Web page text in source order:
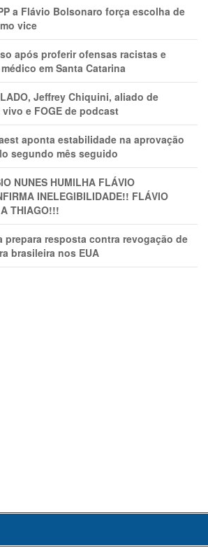
a Flávio Bolsonaro força escolha de
vice
após proferir ofensas racistas e
em Santa Catarina
Jeffrey Chiquini, aliado de
e FOGE de podcast
aponta estabilidade na aprovação
segundo mês seguido
NUNES HUMlLHA FLÁVIO
INELEGIBILIDADE!! FLÁVIO
THIAGO!!!
prepara resposta contra revogação de
brasileira nos EUA